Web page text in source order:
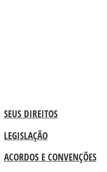
SEUS DIREITOS
LEGISLAÇÃO
ACORDOS E CONVENÇÕES